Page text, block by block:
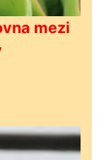
mezi